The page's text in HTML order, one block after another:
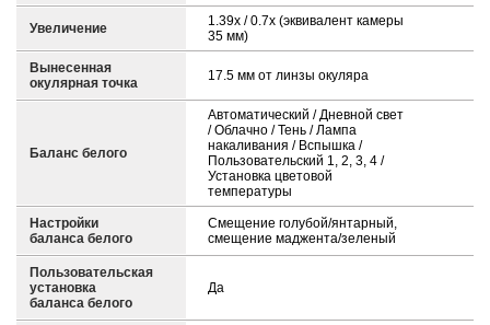
Увеличение
1.39x / 0.7x (эквивалент камеры
35 мм)
Вынесенная
окулярная точка
17.5 мм от линзы окуляра
Баланс белого
Автоматический / Дневной свет
/ Облачно / Тень / Лампа
накаливания / Вспышка /
Пользовательский 1, 2, 3, 4 /
Установка цветовой
температуры
Настройки
баланса белого
Смещение голубой/янтарный,
смещение маджента/зеленый
Пользовательская
установка
баланса белого
Да